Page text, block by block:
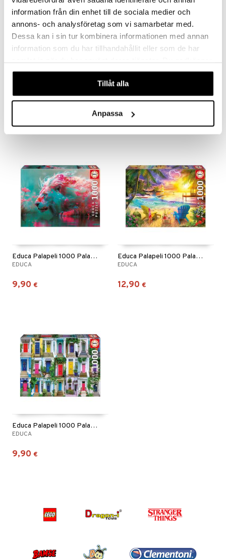
information från din enhet till de sociala medier och
annons- och analysföretag som vi samarbetar med.
Dessa kan i sin tur kombinera informationen med annan
information som du har tillhandahållit eller som de har
våra cookies vid fortsatt användande av vår webbplats.
Tillåt alla
Anpassa
EDUCA EDUCA
13,91
Educa Palapeli 1000 Palaa Kukkien Kuningas
EDUCA
9,90 €
Educa Palapeli 1000 Palaa Love Beach
EDUCA
12,90 €
Educa Palapeli 1000 Palaa Notting Hill
EDUCA
9,90 €